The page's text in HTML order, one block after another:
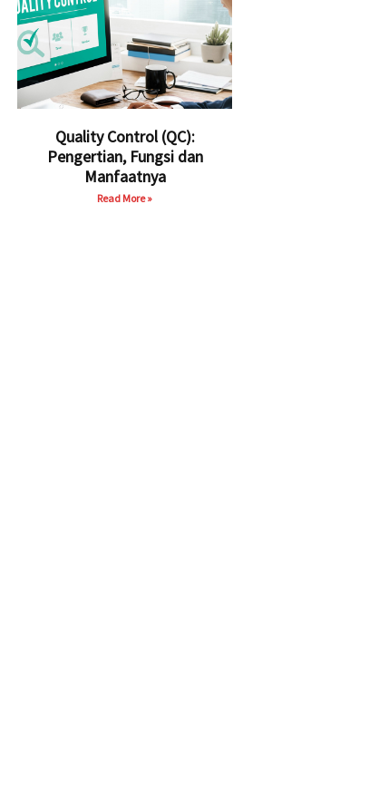
Quality Control (QC):
Pengertian, Fungsi dan
Manfaatnya
Read More »